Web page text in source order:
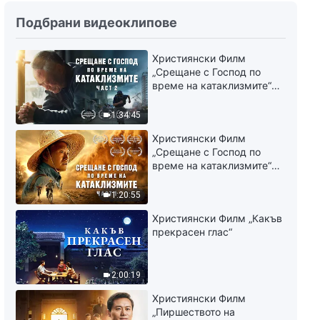
6:19
„Правосъдното дело е да се
пречисти човекът от
покварата“
5:16
Християнска Песен „Божиите
хора от всички нации
изразяват чувствата си като
едно цяло“
3:32
Християнска Песен „Христос
от последните дни донесе
Епохата на царството“
5:49
Християнска Песен 2023
„Никой не разбира горещия
копнеж на Бог да спаси
човека“
Подбрани видеоклипове
1:34:45
Християнски Филм
„Срещане с Господ по
време на катаклизмите“
1:20:55
Християнски Филм
„Срещане с Господ по
време на катаклизмите“
2:00:19
Християнски Филм „Какъв
прекрасен глас“
Християнски Филм
„Пиршеството на